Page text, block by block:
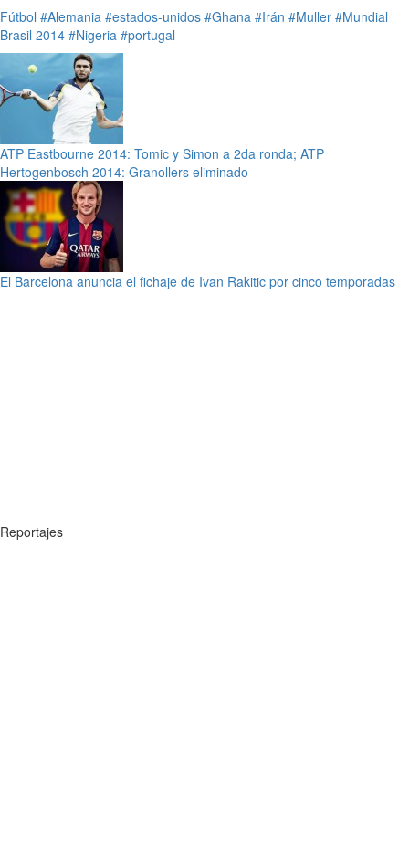
Fútbol #Alemania #estados-unidos #Ghana #Irán #Muller #Mundial
Brasil 2014 #Nigeria #portugal
ATP Eastbourne 2014: Tomic y Simon a 2da ronda; ATP
Hertogenbosch 2014: Granollers eliminado
El Barcelona anuncia el fichaje de Ivan Rakitic por cinco temporadas
Reportajes